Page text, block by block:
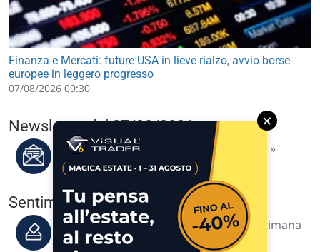
Finanza e Mercati: future USA in lieve rialzo, avvio borse
europee in leggero progresso
07/08/2026 09:30
Newsletter del 07/08/2026
Leggi i migliori articoli della settimana »
Sentiment dei visitatori
Previsione degli utenti per questa settimana
di borsa »
×